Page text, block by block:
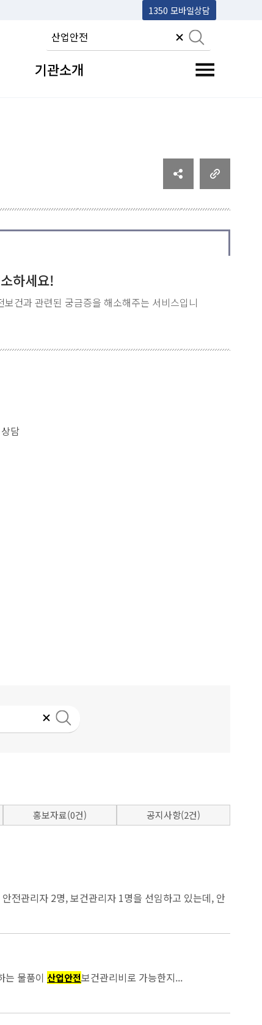
1350 모바일상담
기관소개 전체메뉴 토글
하세요!
건과 관련된 궁금증을 해소해주는 서비스입니
담
홍보자료(0건) 공지사항(2건)
전관리자 2명, 보건관리자 1명을 선임하고 있는데, 안
는 물품이 산업안전보건관리비로 가능한지...